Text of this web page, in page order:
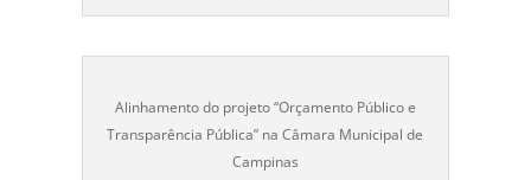
Alinhamento do projeto “Orçamento Público e
Transparência Pública” na Câmara Municipal de
Campinas